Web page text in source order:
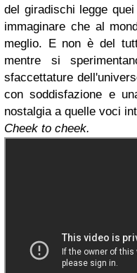
del giradischi legge
immaginare che al
meglio. E non è del
mentre si
sfaccettature
con soddisfazione e
nostalgia a quelle voci
Cheek to cheek.